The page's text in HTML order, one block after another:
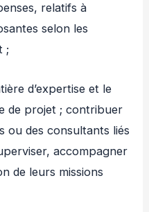
relatifs à
selon les
;
d’expertise et le
de projet ; contribuer
ou des consultants liés
accompagner
de leurs missions